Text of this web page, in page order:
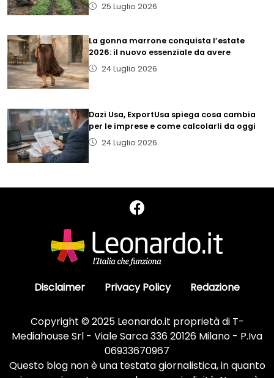
25 Luglio 2026
La gonna marrone conquista l’estate
2026: il nuovo essenziale da avere
24 Luglio 2026
Dazi Usa, ExportUsa spiega cosa cambia
per le imprese e come calcolarli da oggi
24 Luglio 2026
Disclaimer Privacy Policy Redazione
Copyright © 2025 Leonardo.it proprietà di T-
Mediahouse Srl - Viale Sarca 336 20126 Milano - P.Iva
06933670967
Questo blog non è una testata giornalistica, in quanto